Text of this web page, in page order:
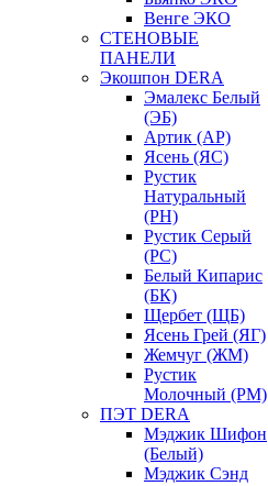
Венге ЭКО
СТЕНОВЫЕ
ПАНЕЛИ
Экошпон DERA
Эмалекс Белый
(ЭБ)
Артик (АР)
Ясень (ЯС)
Рустик
Натуральный
(РН)
Рустик Серый
(РС)
Белый Кипарис
(БК)
Щербет (ЩБ)
Ясень Грей (ЯГ)
Жемчуг (ЖМ)
Рустик
Молочный (РМ)
ПЭТ DERA
Мэджик Шифон
(Белый)
Мэджик Сэнд